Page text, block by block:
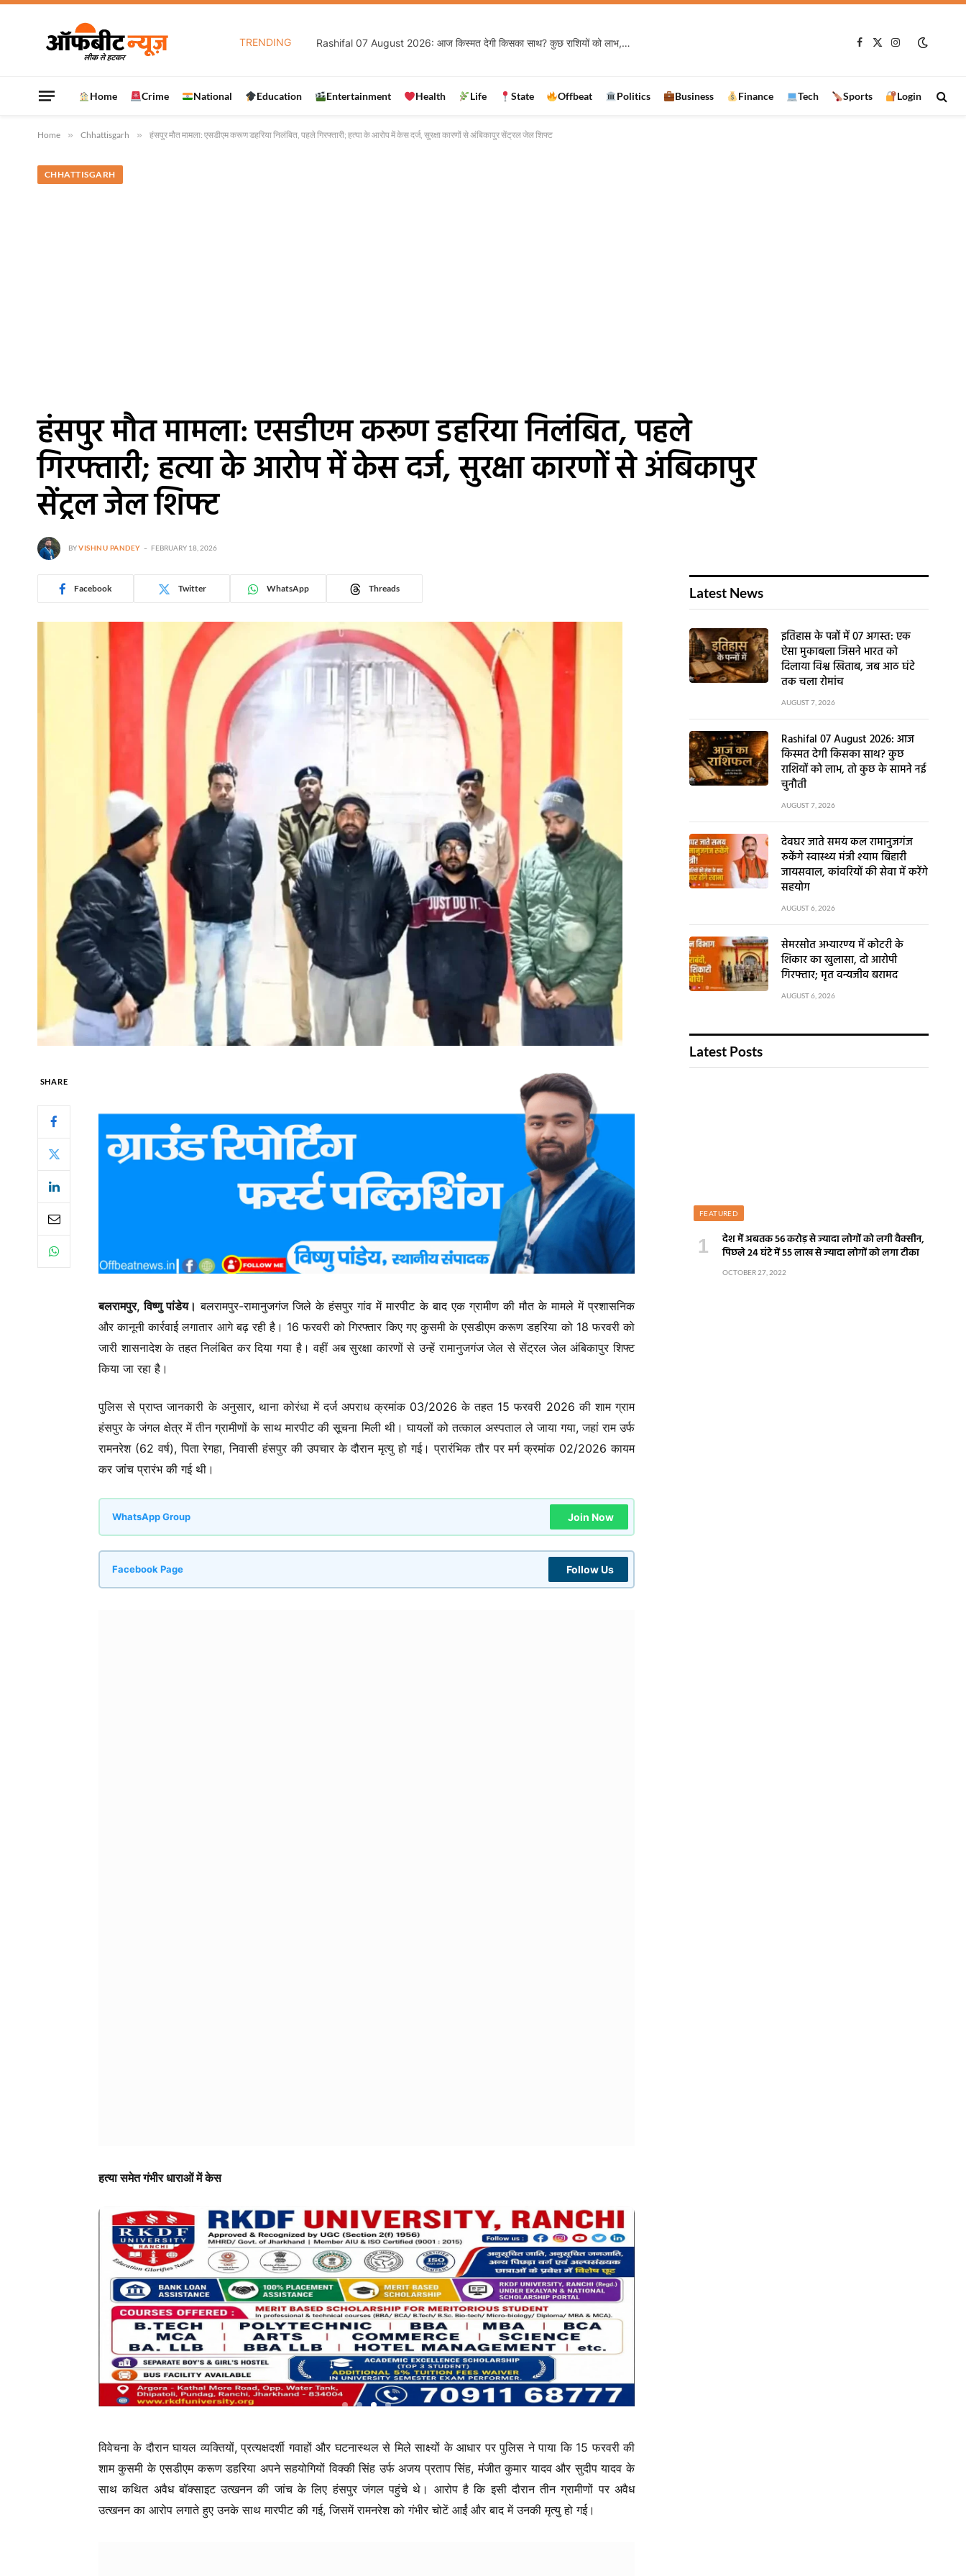
TRENDING Rashifal 07 August 2026: आज किस्मत देगी किसका साथ? कुछ राशियों को लाभ, तो कुछ के सामने नई चुनौती
Facebook
X
Instagram
Home Crime National Education Entertainment Health Life State Offbeat Politics Business Finance Tech Sports Login
Home » Chhattisgarh » हंसपुर मौत मामला: एसडीएम करूण डहरिया निलंबित, पहले गिरफ्तारी; हत्या के आरोप में केस दर्ज, सुरक्षा कारणों से अंबिकापुर सेंट्रल जेल शिफ्ट
CHHATTISGARH
हंसपुर मौत मामला: एसडीएम करूण डहरिया निलंबित, पहले
गिरफ्तारी; हत्या के आरोप में केस दर्ज, सुरक्षा कारणों से अंबिकापुर
सेंट्रल जेल शिफ्ट
BYVISHNU PANDEY FEBRUARY 18, 2026
Facebook Twitter WhatsApp Threads
SHARE
बलरामपुर, विष्णु पांडेय। बलरामपुर-रामानुजगंज जिले के हंसपुर गांव में मारपीट के बाद एक ग्रामीण की मौत के मामले में प्रशासनिक
और कानूनी कार्रवाई लगातार आगे बढ़ रही है। 16 फरवरी को गिरफ्तार किए गए कुसमी के एसडीएम करूण डहरिया को 18 फरवरी को
जारी शासनादेश के तहत निलंबित कर दिया गया है। वहीं अब सुरक्षा कारणों से उन्हें रामानुजगंज जेल से सेंट्रल जेल अंबिकापुर शिफ्ट
किया जा रहा है।
पुलिस से प्राप्त जानकारी के अनुसार, थाना कोरंधा में दर्ज अपराध क्रमांक 03/2026 के तहत 15 फरवरी 2026 की शाम ग्राम
हंसपुर के जंगल क्षेत्र में तीन ग्रामीणों के साथ मारपीट की सूचना मिली थी। घायलों को तत्काल अस्पताल ले जाया गया, जहां राम उर्फ
रामनरेश (62 वर्ष), पिता रेगहा, निवासी हंसपुर की उपचार के दौरान मृत्यु हो गई। प्रारंभिक तौर पर मर्ग क्रमांक 02/2026 कायम
कर जांच प्रारंभ की गई थी।
WhatsApp Group Join Now
Facebook Page Follow Us
हत्या समेत गंभीर धाराओं में केस
विवेचना के दौरान घायल व्यक्तियों, प्रत्यक्षदर्शी गवाहों और घटनास्थल से मिले साक्ष्यों के आधार पर पुलिस ने पाया कि 15 फरवरी की
शाम कुसमी के एसडीएम करूण डहरिया अपने सहयोगियों विक्की सिंह उर्फ अजय प्रताप सिंह, मंजीत कुमार यादव और सुदीप यादव के
साथ कथित अवैध बॉक्साइट उत्खनन की जांच के लिए हंसपुर जंगल पहुंचे थे। आरोप है कि इसी दौरान तीन ग्रामीणों पर अवैध
उत्खनन का आरोप लगाते हुए उनके साथ मारपीट की गई, जिसमें रामनरेश को गंभीर चोटें आईं और बाद में उनकी मृत्यु हो गई।
Latest News
इतिहास के पन्नों में 07 अगस्त: एक
ऐसा मुकाबला जिसने भारत को
दिलाया विश्व खिताब, जब आठ घंटे
तक चला रोमांच
AUGUST 7, 2026
Rashifal 07 August 2026: आज
किस्मत देगी किसका साथ? कुछ
राशियों को लाभ, तो कुछ के सामने नई
चुनौती
AUGUST 7, 2026
देवघर जाते समय कल रामानुजगंज
रुकेंगे स्वास्थ्य मंत्री श्याम बिहारी
जायसवाल, कांवरियों की सेवा में करेंगे
सहयोग
AUGUST 6, 2026
सेमरसोत अभ्यारण्य में कोटरी के
शिकार का खुलासा, दो आरोपी
गिरफ्तार; मृत वन्यजीव बरामद
AUGUST 6, 2026
Latest Posts
FEATURED
देश में अबतक 56 करोड़ से ज्यादा लोगों को लगी वैक्सीन,
पिछले 24 घंटे में 55 लाख से ज्यादा लोगों को लगा टीका
OCTOBER 27, 2022